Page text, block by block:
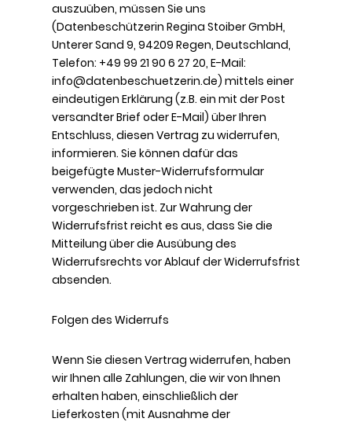
auszuüben, müssen Sie uns
(Datenbeschützerin Regina Stoiber GmbH,
Unterer Sand 9, 94209 Regen, Deutschland,
Telefon: +49 99 21 90 6 27 20, E-Mail:
info@datenbeschuetzerin.de) mittels einer
eindeutigen Erklärung (z.B. ein mit der Post
versandter Brief oder E-Mail) über Ihren
Entschluss, diesen Vertrag zu widerrufen,
informieren. Sie können dafür das
beigefügte Muster-Widerrufsformular
verwenden, das jedoch nicht
vorgeschrieben ist. Zur Wahrung der
Widerrufsfrist reicht es aus, dass Sie die
Mitteilung über die Ausübung des
Widerrufsrechts vor Ablauf der Widerrufsfrist
absenden.
Folgen des Widerrufs
Wenn Sie diesen Vertrag widerrufen, haben
wir Ihnen alle Zahlungen, die wir von Ihnen
erhalten haben, einschließlich der
Lieferkosten (mit Ausnahme der